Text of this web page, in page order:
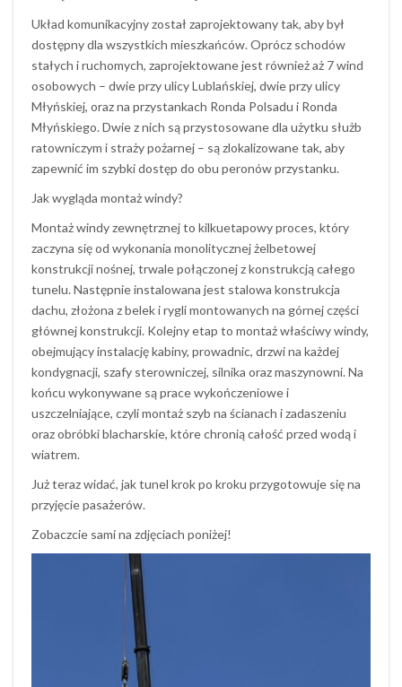
Układ komunikacyjny został zaprojektowany tak, aby był
dostępny dla wszystkich mieszkańców. Oprócz schodów
stałych i ruchomych, zaprojektowane jest również aż 7 wind
osobowych – dwie przy ulicy Lublańskiej, dwie przy ulicy
Młyńskiej, oraz na przystankach Ronda Polsadu i Ronda
Młyńskiego. Dwie z nich są przystosowane dla użytku służb
ratowniczym i straży pożarnej – są zlokalizowane tak, aby
zapewnić im szybki dostęp do obu peronów przystanku.
Jak wygląda montaż windy?
Montaż windy zewnętrznej to kilkuetapowy proces, który
zaczyna się od wykonania monolitycznej żelbetowej
konstrukcji nośnej, trwale połączonej z konstrukcją całego
tunelu. Następnie instalowana jest stalowa konstrukcja
dachu, złożona z belek i rygli montowanych na górnej części
głównej konstrukcji. Kolejny etap to montaż właściwy windy,
obejmujący instalację kabiny, prowadnic, drzwi na każdej
kondygnacji, szafy sterowniczej, silnika oraz maszynowni. Na
końcu wykonywane są prace wykończeniowe i
uszczelniające, czyli montaż szyb na ścianach i zadaszeniu
oraz obróbki blacharskie, które chronią całość przed wodą i
wiatrem.
Już teraz widać, jak tunel krok po kroku przygotowuje się na
przyjęcie pasażerów.
Zobaczcie sami na zdjęciach poniżej!